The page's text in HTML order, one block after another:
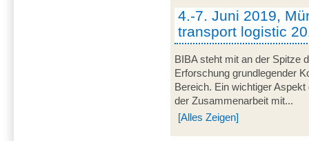
4.-7. Juni 2019,
transport logistic
BIBA steht mit an der Spitze
Erforschung grundlegender
Bereich. Ein wichtiger
der Zusammenarbeit mit...
[Alles Zeigen]